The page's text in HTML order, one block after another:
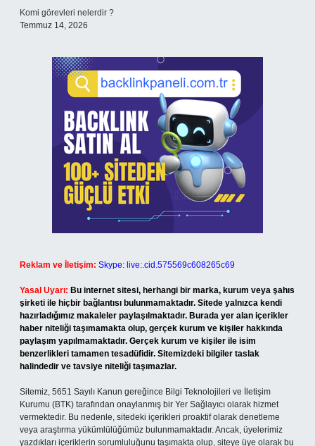
Komi görevleri nelerdir ?
Temmuz 14, 2026
Reklam ve İletişim: Skype: live:.cid.575569c608265c69
Yasal Uyarı: Bu internet sitesi, herhangi bir marka, kurum veya şahıs
şirketi ile hiçbir bağlantısı bulunmamaktadır. Sitede yalnızca kendi
hazırladığımız makaleler paylaşılmaktadır. Burada yer alan içerikler
haber niteliği taşımamakta olup, gerçek kurum ve kişiler hakkında
paylaşım yapılmamaktadır. Gerçek kurum ve kişiler ile isim
benzerlikleri tamamen tesadüfidir. Sitemizdeki bilgiler taslak
halindedir ve tavsiye niteliği taşımazlar.
Sitemiz, 5651 Sayılı Kanun gereğince Bilgi Teknolojileri ve İletişim
Kurumu (BTK) tarafından onaylanmış bir Yer Sağlayıcı olarak hizmet
vermektedir. Bu nedenle, sitedeki içerikleri proaktif olarak denetleme
veya araştırma yükümlülüğümüz bulunmamaktadır. Ancak, üyelerimiz
yazdıkları içeriklerin sorumluluğunu taşımakta olup, siteye üye olarak bu